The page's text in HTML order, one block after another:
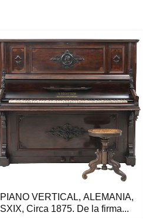
PIANO VERTICAL, ALEMANIA,
SXIX, Circa 1875. De la firma...